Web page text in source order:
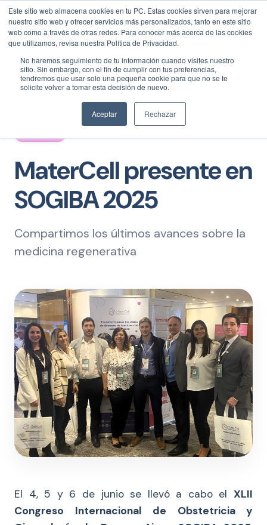
Este sitio web almacena cookies en tu PC. Estas cookies sirven para mejorar
nuestro sitio web y ofrecer servicios más personalizados, tanto en este sitio
web como a través de otras redes. Para conocer más acerca de las cookies
que utilizamos, revisa nuestra Política de Privacidad.
No haremos seguimiento de tu información cuando visites nuestro
sitio. Sin embargo, con el fin de cumplir con tus preferencias,
tendremos que usar solo una pequeña cookie para que no se te
solicite volver a tomar esta decisión de nuevo.
Aceptar Rechazar
NUEVAS CONTRATACIONES 0800 444 6283/ 5491 7344
RECOLECCIÓN MUESTRAS 11 5044 6033/11 3097 2442
ATENCIÓN MATERCELL 0800 888 0014
MaterCell presente en
SOGIBA 2025
Compartimos los últimos avances sobre la
medicina regenerativa
El 4, 5 y 6 de junio se llevó a cabo el XLII
Congreso Internacional de Obstetricia y